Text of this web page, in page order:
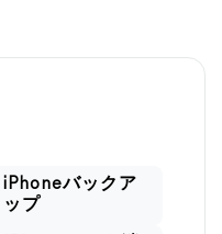
iPhoneバックア
ップ